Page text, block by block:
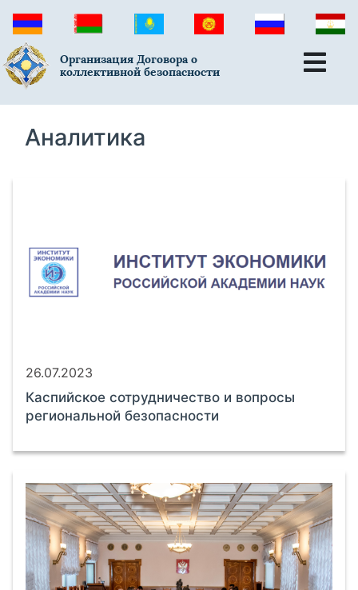
Организация Договора о
коллективной безопасности
Аналитика
26.07.2023
Каспийское сотрудничество и вопросы
региональной безопасности